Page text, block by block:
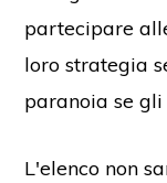
partecipare
loro strategia
paranoia se
L'elenco non